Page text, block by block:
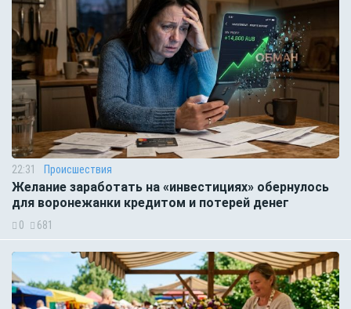
22:31 Происшествия
Желание заработать на «инвестициях» обернулось
для воронежанки кредитом и потерей денег
0 681